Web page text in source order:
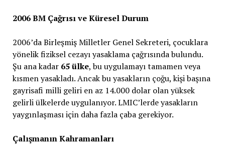
2006 BM Çağrısı ve Küresel Durum
2006’da Birleşmiş Milletler Genel Sekreteri, çocuklara
yönelik fiziksel cezayı yasaklama çağrısında bulundu.
Şu ana kadar 65 ülke, bu uygulamayı tamamen veya
kısmen yasakladı. Ancak bu yasakların çoğu, kişi başına
gayrisafi milli geliri en az 14.000 dolar olan yüksek
gelirli ülkelerde uygulanıyor. LMIC’lerde yasakların
yaygınlaşması için daha fazla çaba gerekiyor.
Çalışmanın Kahramanları